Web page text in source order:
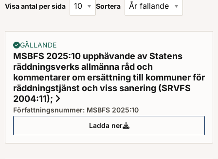
Visa antal per sida Sortera
GÄLLANDE
MSBFS 2025:10 upphävande av Statens
räddningsverks allmänna råd och
kommentarer om ersättning till kommuner för
räddningstjänst och viss sanering (SRVFS
2004:11);
Författningsnummer: MSBFS 2025:10
Ladda ner
MSBFS 2025:10 upphävande